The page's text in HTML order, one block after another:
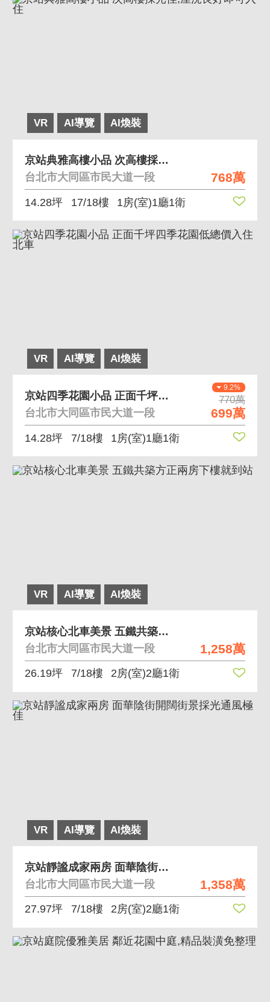
VR AI導覽 AI煥裝
768萬
京站典雅高樓小品 次高樓採光佳,屋況良好即可入住
台北市大同區市民大道一段
14.28坪 17/18樓 1房(室)1廳1衛
VR AI導覽 AI煥裝
9.2%
770萬
699萬
京站四季花園小品 正面千坪四季花園低總價入住北車
台北市大同區市民大道一段
14.28坪 7/18樓 1房(室)1廳1衛
VR AI導覽 AI煥裝
1,258萬
京站核心北車美景 五鐵共築方正兩房下樓就到站
台北市大同區市民大道一段
26.19坪 7/18樓 2房(室)2廳1衛
VR AI導覽 AI煥裝
1,358萬
京站靜謐成家兩房 面華陰街開闊街景採光通風極佳
台北市大同區市民大道一段
27.97坪 7/18樓 2房(室)2廳1衛